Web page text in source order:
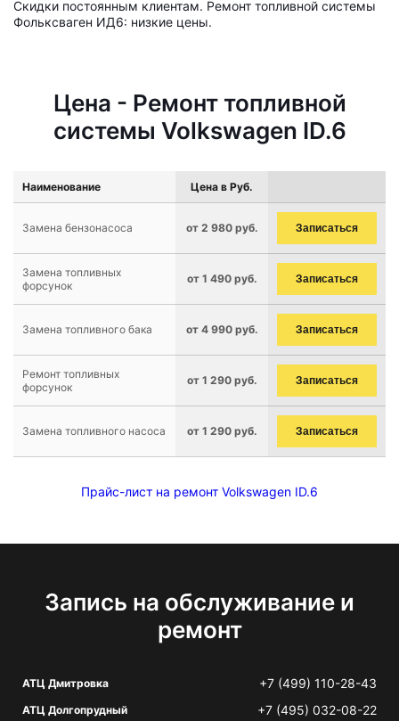
Скидки постоянным клиентам. Ремонт топливной системы
Фольксваген ИД6: низкие цены.
Цена - Ремонт топливной
системы Volkswagen ID.6
Наименование Цена в Руб.
Замена бензонасоса от 2 980 руб. Записаться
Замена топливных
форсунок
от 1 490 руб. Записаться
Замена топливного бака от 4 990 руб. Записаться
Ремонт топливных
форсунок
от 1 290 руб. Записаться
Замена топливного насоса от 1 290 руб. Записаться
Прайс-лист на ремонт Volkswagen ID.6
Запись на обслуживание и
ремонт
АТЦ Дмитровка +7 (499) 110-28-43
АТЦ Долгопрудный +7 (495) 032-08-22